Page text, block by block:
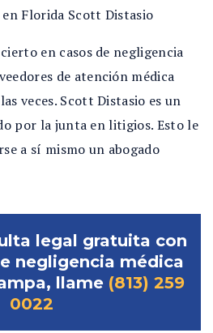
en casos de negligencia
de atención médica
veces. Scott Distasio es un
por la junta en litigios. Esto le
a sí mismo un abogado
legal gratuita con
negligencia médica
llame (813) 259
0022